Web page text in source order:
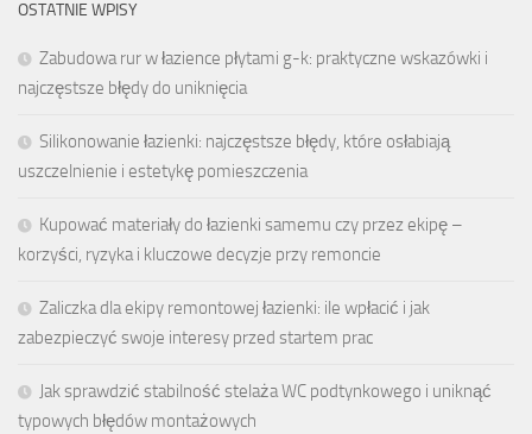
OSTATNIE WPISY
Zabudowa rur w łazience płytami g-k: praktyczne wskazówki i
najczęstsze błędy do uniknięcia
Silikonowanie łazienki: najczęstsze błędy, które osłabiają
uszczelnienie i estetykę pomieszczenia
Kupować materiały do łazienki samemu czy przez ekipę –
korzyści, ryzyka i kluczowe decyzje przy remoncie
Zaliczka dla ekipy remontowej łazienki: ile wpłacić i jak
zabezpieczyć swoje interesy przed startem prac
Jak sprawdzić stabilność stelaża WC podtynkowego i uniknąć
typowych błędów montażowych